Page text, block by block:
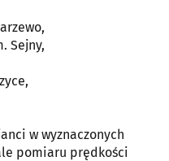
Sejny,
w wyznaczonych
pomiaru prędkości